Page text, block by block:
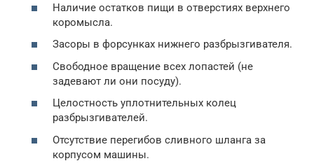
Наличие остатков пищи в отверстиях верхнего
коромысла.
Засоры в форсунках нижнего разбрызгивателя.
Свободное вращение всех лопастей (не
задевают ли они посуду).
Целостность уплотнительных колец
разбрызгивателей.
Отсутствие перегибов сливного шланга за
корпусом машины.